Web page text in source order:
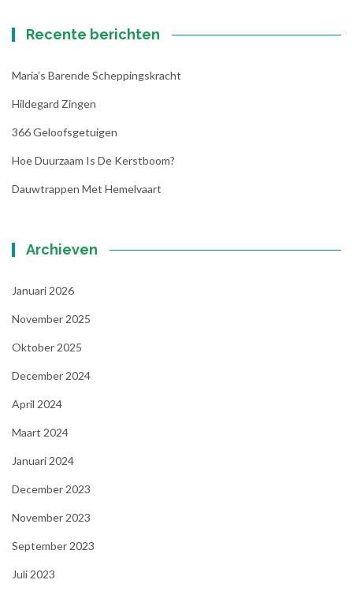
Recente berichten
Maria’s Barende Scheppingskracht
Hildegard Zingen
366 Geloofsgetuigen
Hoe Duurzaam Is De Kerstboom?
Dauwtrappen Met Hemelvaart
Archieven
Januari 2026
November 2025
Oktober 2025
December 2024
April 2024
Maart 2024
Januari 2024
December 2023
November 2023
September 2023
Juli 2023